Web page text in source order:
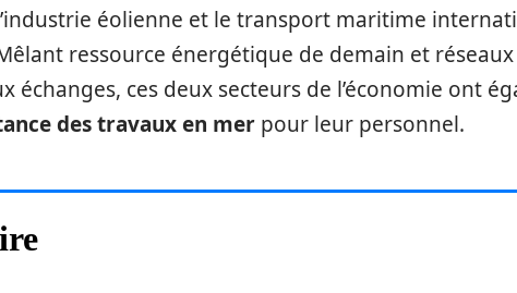
éolienne et le transport maritime
ressource énergétique de demain et
échanges, ces deux secteurs de l’économie ont
des travaux en mer pour leur personnel.